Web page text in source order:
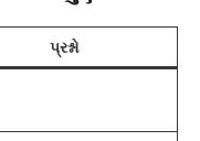
પ્રશ્નો